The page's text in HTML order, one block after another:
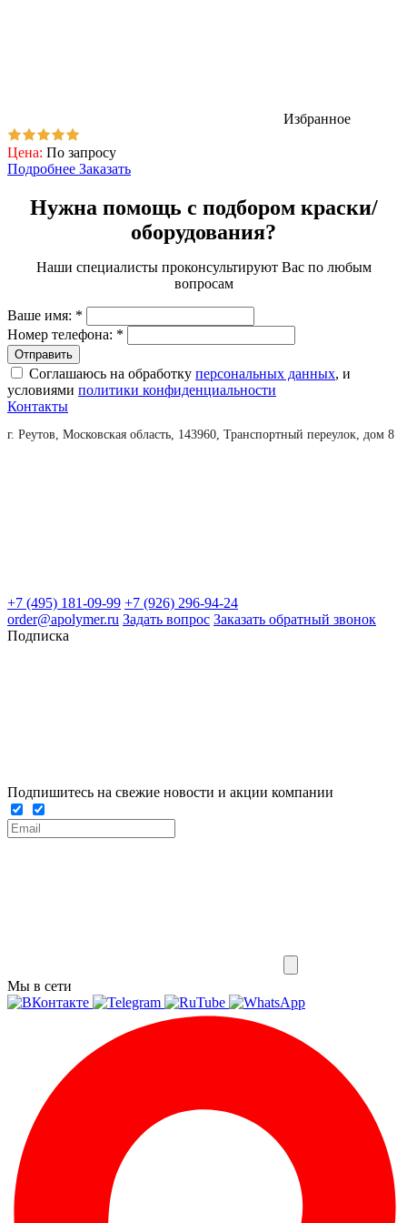
Избранное
Цена: По запросу
Подробнее Заказать
Нужна помощь с подбором краски/
оборудования?
Наши специалисты проконсультируют Вас по любым
вопросам
Ваше имя: *
Номер телефона: *
Соглашаюсь на обработку персональных данных, и
условиями политики конфиденциальности
Контакты
г. Реутов, Московская область, 143960, Транспортный переулок, дом 8
+7 (495) 181-09-99 +7 (926) 296-94-24
order@apolymer.ru Задать вопрос Заказать обратный звонок
Подписка
Подпишитесь на свежие новости и акции компании
Мы в сети